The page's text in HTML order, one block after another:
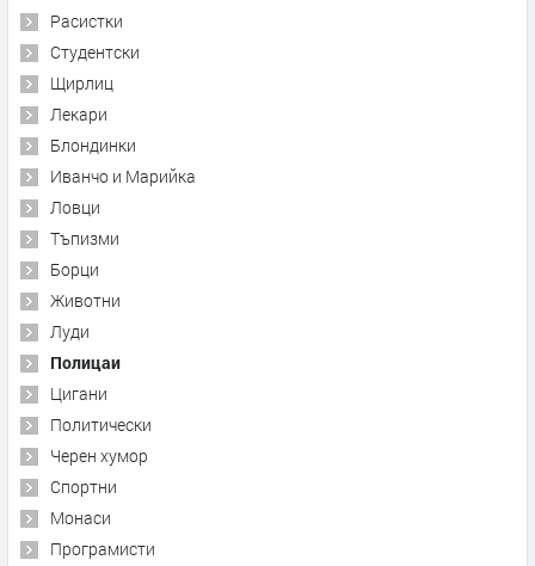
Расистки
Студентски
Щирлиц
Лекари
Блондинки
Иванчо и Марийка
Ловци
Тъпизми
Борци
Животни
Луди
Полицаи
Цигани
Политически
Черен хумор
Спортни
Монаси
Програмисти